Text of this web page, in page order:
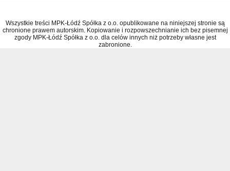
Wszystkie treści MPK-Łódź Spółka z o.o. opublikowane na niniejszej stronie są
chronione prawem autorskim. Kopiowanie i rozpowszechnianie ich bez pisemnej
zgody MPK-Łódź Spółka z o.o. dla celów innych niż potrzeby własne jest
zabronione.